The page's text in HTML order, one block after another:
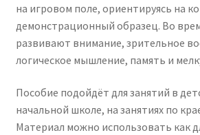
на игровом поле, ориентируясь на
демонстрационный образец. Во
развивают внимание, зрительное
логическое мышление, память и
Пособие подойдёт для занятий в
начальной школе, на занятиях по
Материал можно использовать как